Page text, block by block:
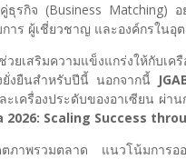
คู่ธุรกิจ (Business Matching)
าร ผู้เชี่ยวชาญ และองค์กรในอุ
วยเสริมความแข็งแกร่งให้กั
ยั่งยืนสำหรับปีนี้ นอกจากนี้
เครื่องประดับของอาเซียน ผ่าน
2026: Scaling Success
ตภาพรวมตลาด แนวโน้มกา